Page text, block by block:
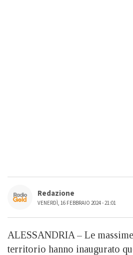
Redazione
VENERDÌ, 16 FEBBRAIO 2024 - 21:01
ALESSANDRIA – Le
territorio hanno inaugurato